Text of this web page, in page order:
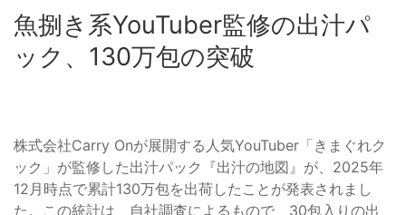
魚捌き系YouTuber監修の出汁パ
ック、130万包の突破
株式会社Carry Onが展開する人気YouTuber「きまぐれク
ック」が監修した出汁パック『出汁の地図』が、2025年
12月時点で累計130万包を出荷したことが発表されまし
た。この統計は、自社調査によるもので、30包入りの出